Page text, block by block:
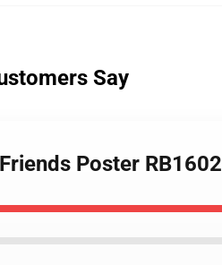
Say
Poster RB1602